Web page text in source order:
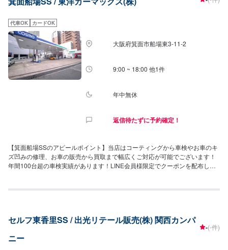
にございます。
代車OK カードOK
大阪府箕面市船場東3-11-2
9:00 ~ 18:00 他1件
年中無休
返信待たずに予約確定！
【箕面船場SSのアピールポイント】当店はコーティングから車検やお車のキ
ズ凹みの修理、お車の販売から買取まで幅広くご対応が可能でございます！
年間100台超の車検実績があります！LINE会員様限定でクーポンを配布して
付時間：9：00〜18：00【待合室の詳細】当店には✅トイレ✅ゴミ箱✅椅子✅
店舗の設備】当店は2級整備士、複数の3級整備士が在籍しております。整備
や修理もお任せください！分解整備認証を取得した設備がございますので、
整った環境の中で整備が可能でございます。KeePerの1級資格者も複数在
セルフ東香里SS / 出光リテール販売(株) 関西カンパ
ニー
-(-件)